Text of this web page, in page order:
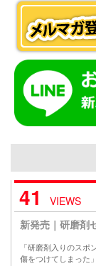
41
VIEWS
新発売｜研磨剤
「研磨剤入りのスポ
傷をつけてしまった